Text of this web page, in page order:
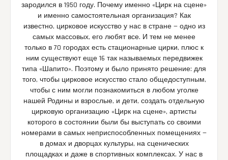
зародился в 1950 году. Почему именно «Цирк на сцене»
и именно самостоятельная организация? Как
известно, цирковое искусство у нас в стране — одно из
самых массовых, его любят все. И тем не менее
только в 70 городах есть стационарные цирки, плюс к
ним существуют еще 16 так называемых передвижек
типа «Шапито». Поэтому и было принято решение: для
того, чтобы цирковое искусство стало общедоступным,
чтобы с ним могли познакомиться в любом уголке
нашей Родины и взрослые, и дети, создать отдельную
цирковую организацию «Цирк на сцене», артисты
которого в состоянии были бы выступать со своими
номерами в самых неприспособленных помещениях —
в домах и дворцах культуры, на сценических
площадках и даже в спортивных комплексах. У нас в